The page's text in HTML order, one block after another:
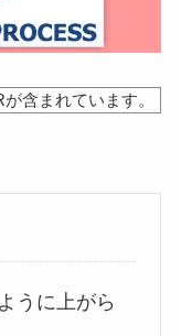
含まれています。
うに上がら